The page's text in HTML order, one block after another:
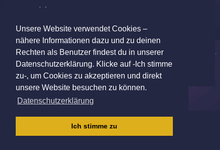
Unsere Website verwendet Cookies –
nähere Informationen dazu und zu deinen
Rechten als Benutzer findest du in unserer
Datenschutzerklärung. Klicke auf -Ich stimme
zu-, um Cookies zu akzeptieren und direkt
unsere Website besuchen zu können.
Datenschutzerklärung
Ich stimme zu
Ich bin
Ich suche
eine Frau
Alter
34 Jahre alt
Wohnort
Basel, Switzerland
|AGB|DATENSCHUTZ
KINDERSCHUTZRICHTLINIE